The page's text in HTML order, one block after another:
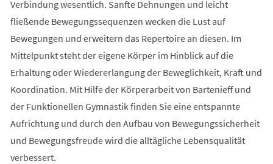
Verbindung wesentlich. Sanfte Dehnungen und leicht
fließende Bewegungssequenzen wecken die Lust auf
Bewegungen und erweitern das Repertoire an diesen. Im
Mittelpunkt steht der eigene Körper im Hinblick auf die
Erhaltung oder Wiedererlangung der Beweglichkeit, Kraft und
Koordination. Mit Hilfe der Körperarbeit von Bartenieff und
der Funktionellen Gymnastik finden Sie eine entspannte
Aufrichtung und durch den Aufbau von Bewegungssicherheit
und Bewegungsfreude wird die alltägliche Lebensqualität
verbessert.